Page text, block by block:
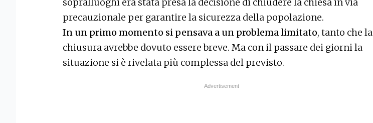
precauzionale per garantire la sicurezza della popolazione.
In un primo momento si pensava a un problema limitato, tanto che la
chiusura avrebbe dovuto essere breve. Ma con il passare dei giorni la
situazione si è rivelata più complessa del previsto.